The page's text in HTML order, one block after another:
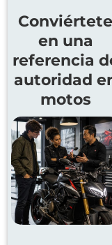
Conviértete
en una
referencia
autoridad
motos